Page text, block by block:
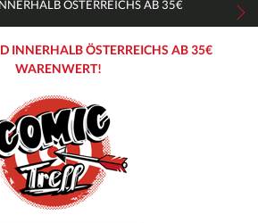
ÖSTERREICHS AB 35€
INNERHALB ÖSTERREICHS AB 35€
WARENWERT!